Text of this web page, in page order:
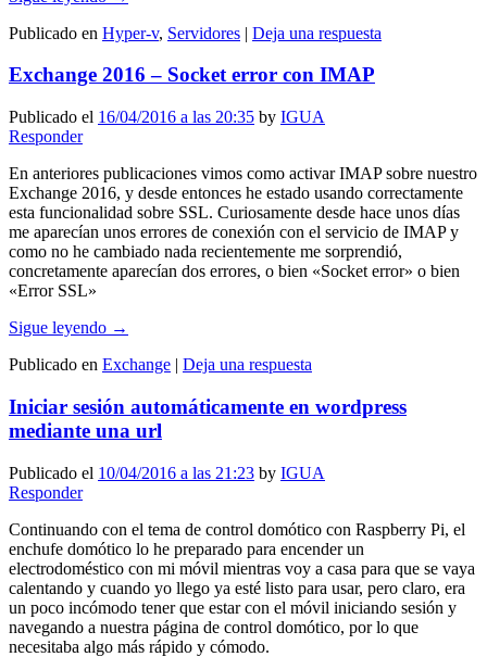
Publicado en Hyper-v, Servidores | Deja una respuesta
Exchange 2016 – Socket error con IMAP
Publicado el 16/04/2016 a las 20:35 by IGUA
Responder
En anteriores publicaciones vimos como activar IMAP sobre nuestro
Exchange 2016, y desde entonces he estado usando correctamente
esta funcionalidad sobre SSL. Curiosamente desde hace unos días
me aparecían unos errores de conexión con el servicio de IMAP y
como no he cambiado nada recientemente me sorprendió,
concretamente aparecían dos errores, o bien «Socket error» o bien
«Error SSL»
Sigue leyendo →
Publicado en Exchange | Deja una respuesta
Iniciar sesión automáticamente en wordpress
mediante una url
Publicado el 10/04/2016 a las 21:23 by IGUA
Responder
Continuando con el tema de control domótico con Raspberry Pi, el
enchufe domótico lo he preparado para encender un
electrodoméstico con mi móvil mientras voy a casa para que se vaya
calentando y cuando yo llego ya esté listo para usar, pero claro, era
un poco incómodo tener que estar con el móvil iniciando sesión y
navegando a nuestra página de control domótico, por lo que
necesitaba algo más rápido y cómodo.